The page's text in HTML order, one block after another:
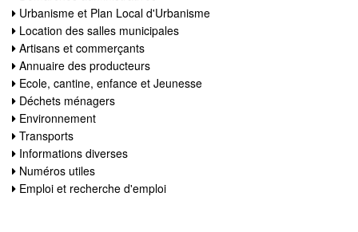
Urbanisme et Plan Local d'Urbanisme
Location des salles municipales
Artisans et commerçants
Annuaire des producteurs
Ecole, cantine, enfance et Jeunesse
Déchets ménagers
Environnement
Transports
Informations diverses
Numéros utiles
Emploi et recherche d'emploi